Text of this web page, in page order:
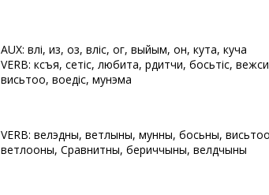
AUX: вӧлі, из, оз, вӧліс, ог, выйым, он, кута, куча
VERB: кӧсъя, сетіс, любита, рӧдитчи, босьтіс,
висьтоо, воедіс, мунэма
VERB: велэдны, ветлыны, мунны, босьны,
ветлооны, Сравнитны, бериччыны, велӧдчыны